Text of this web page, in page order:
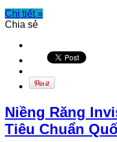
Chi tiết »
Chia sẻ
Niềng Răng
Tiêu Chuẩn